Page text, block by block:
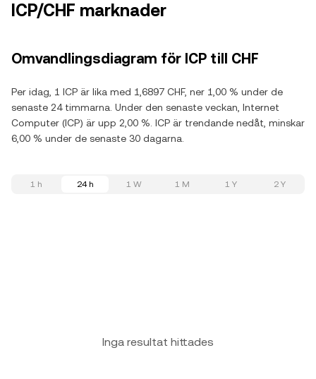
ICP/CHF marknader
Omvandlingsdiagram för ICP till CHF
Per idag, 1 ICP är lika med 1,6897 CHF, ner 1,00 % under de
senaste 24 timmarna. Under den senaste veckan, Internet
Computer (ICP) är upp 2,00 %. ICP är trendande nedåt, minskar
6,00 % under de senaste 30 dagarna.
1 h 24 h 1 W 1 M 1 Y 2 Y
Inga resultat hittades